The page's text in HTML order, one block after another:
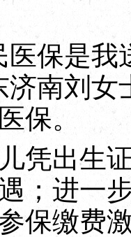
是我送
济南刘
保。
出生证
；进一
保缴费